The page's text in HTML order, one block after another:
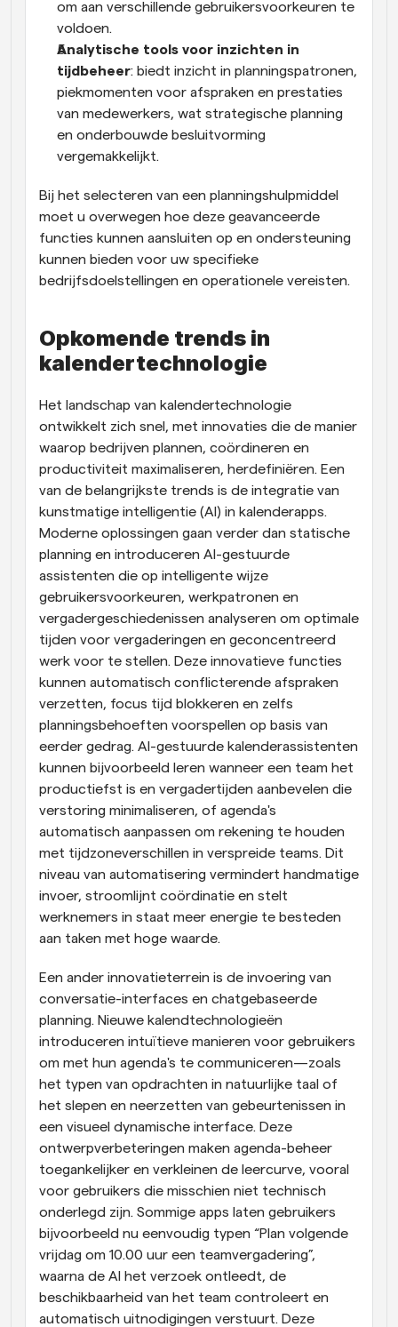
om aan verschillende gebruikersvoorkeuren te
voldoen.
Analytische tools voor inzichten in
tijdbeheer: biedt inzicht in planningspatronen,
piekmomenten voor afspraken en prestaties
van medewerkers, wat strategische planning
en onderbouwde besluitvorming
vergemakkelijkt.
Bij het selecteren van een planningshulpmiddel
moet u overwegen hoe deze geavanceerde
functies kunnen aansluiten op en ondersteuning
kunnen bieden voor uw specifieke
bedrijfsdoelstellingen en operationele vereisten.
Opkomende trends in
kalendertechnologie
Het landschap van kalendertechnologie
ontwikkelt zich snel, met innovaties die de manier
waarop bedrijven plannen, coördineren en
productiviteit maximaliseren, herdefiniëren. Een
van de belangrijkste trends is de integratie van
kunstmatige intelligentie (AI) in kalenderapps.
Moderne oplossingen gaan verder dan statische
planning en introduceren AI-gestuurde
assistenten die op intelligente wijze
gebruikersvoorkeuren, werkpatronen en
vergadergeschiedenissen analyseren om optimale
tijden voor vergaderingen en geconcentreerd
werk voor te stellen. Deze innovatieve functies
kunnen automatisch conflicterende afspraken
verzetten, focus tijd blokkeren en zelfs
planningsbehoeften voorspellen op basis van
eerder gedrag. AI-gestuurde kalenderassistenten
kunnen bijvoorbeeld leren wanneer een team het
productiefst is en vergadertijden aanbevelen die
verstoring minimaliseren, of agenda's
automatisch aanpassen om rekening te houden
met tijdzoneverschillen in verspreide teams. Dit
niveau van automatisering vermindert handmatige
invoer, stroomlijnt coördinatie en stelt
werknemers in staat meer energie te besteden
aan taken met hoge waarde.
Een ander innovatieterrein is de invoering van
conversatie-interfaces en chatgebaseerde
planning. Nieuwe kalendtechnologieën
introduceren intuïtieve manieren voor gebruikers
om met hun agenda's te communiceren—zoals
het typen van opdrachten in natuurlijke taal of
het slepen en neerzetten van gebeurtenissen in
een visueel dynamische interface. Deze
ontwerpverbeteringen maken agenda-beheer
toegankelijker en verkleinen de leercurve, vooral
voor gebruikers die misschien niet technisch
onderlegd zijn. Sommige apps laten gebruikers
bijvoorbeeld nu eenvoudig typen “Plan volgende
vrijdag om 10.00 uur een teamvergadering”,
waarna de AI het verzoek ontleedt, de
beschikbaarheid van het team controleert en
automatisch uitnodigingen verstuurt. Deze